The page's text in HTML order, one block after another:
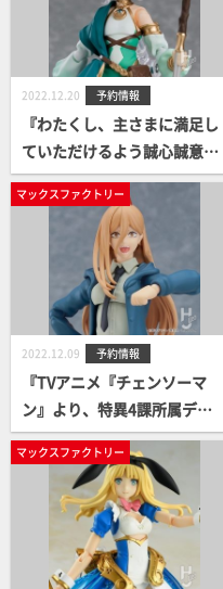
2022.12.20 予約情報
『わたくし、主さまに満足し
ていただけるよう誠心誠意尽
くさせていただきます。』fig
ma コッコロ 案内開始！
マックスファクトリー
2022.12.09 予約情報
『TVアニメ『チェンソーマ
ン』より、特異4課所属デン
ジのバディ「パワー」がfigm
aになって登場！』figma パワ
ー 案内開始！
マックスファクトリー